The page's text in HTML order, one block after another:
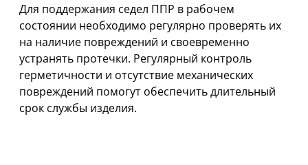
Для поддержания седел ППР в рабочем
состоянии необходимо регулярно проверять их
на наличие повреждений и своевременно
устранять протечки. Регулярный контроль
герметичности и отсутствие механических
повреждений помогут обеспечить длительный
срок службы изделия.